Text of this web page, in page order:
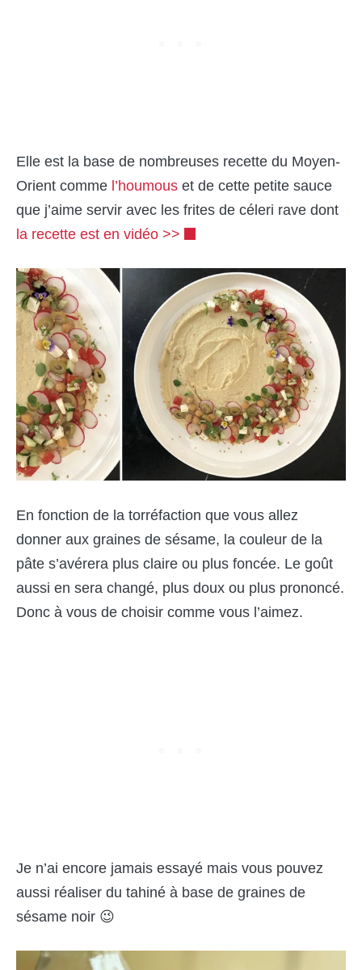
Elle est la base de nombreuses recette du Moyen-
Orient comme l’houmous et de cette petite sauce
que j’aime servir avec les frites de céleri rave dont
la recette est en vidéo >>
En fonction de la torréfaction que vous allez
donner aux graines de sésame, la couleur de la
pâte s’avérera plus claire ou plus foncée. Le goût
aussi en sera changé, plus doux ou plus prononcé.
Donc à vous de choisir comme vous l’aimez.
Je n’ai encore jamais essayé mais vous pouvez
aussi réaliser du tahiné à base de graines de
sésame noir 😉